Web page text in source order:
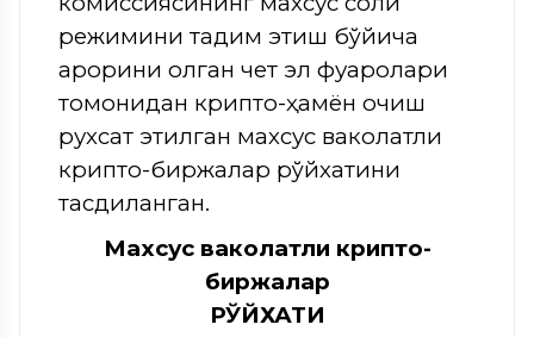
режимини тақдим этиш бўйича
қарорини олган чет эл фуқаролари
томонидан крипто-ҳамён очиш
рухсат этилган махсус ваколатли
крипто-биржалар рўйхатини
тасдиқланган.
Махсус ваколатли крипто-
биржалар
РЎЙХАТИ